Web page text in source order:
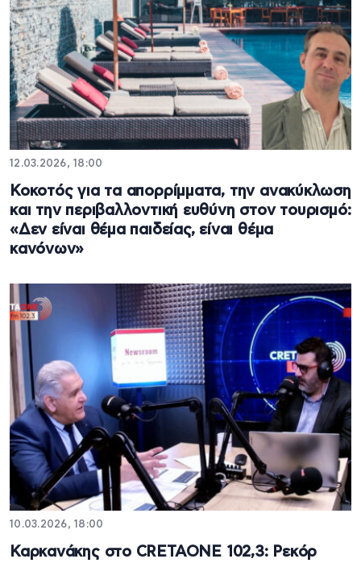
12.03.2026, 18:00
Κοκοτός για τα απορρίμματα, την ανακύκλωση
και την περιβαλλοντική ευθύνη στον τουρισμό:
«Δεν είναι θέμα παιδείας, είναι θέμα
κανόνων»
10.03.2026, 18:00
Καρκανάκης στο CRETAONE 102,3: Ρεκόρ